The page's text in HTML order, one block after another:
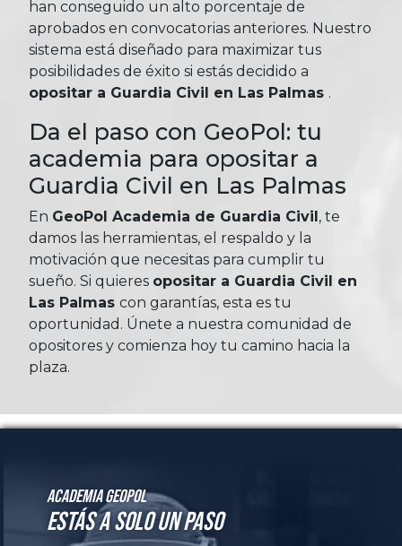
han conseguido un alto porcentaje de
aprobados en convocatorias anteriores. Nuestro
sistema está diseñado para maximizar tus
posibilidades de éxito si estás decidido a
opositar a Guardia Civil en Las Palmas .
Da el paso con GeoPol: tu
academia para opositar a
Guardia Civil en Las Palmas
En GeoPol Academia de Guardia Civil , te
damos las herramientas, el respaldo y la
motivación que necesitas para cumplir tu
sueño. Si quieres opositar a Guardia Civil en
Las Palmas con garantías, esta es tu
oportunidad. Únete a nuestra comunidad de
opositores y comienza hoy tu camino hacia la
plaza.
Academia GeoPol
Estás a solo un paso